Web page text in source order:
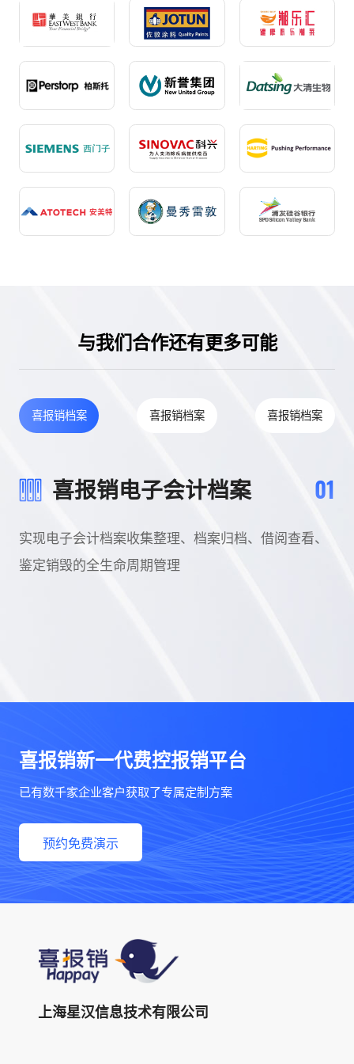
与我们合作还有更多可能
喜报销档案 喜报销档案 喜报销档案
喜报销电子会计档案 01
实现电子会计档案收集整理、档案归档、借阅查看、
鉴定销毁的全生命周期管理
喜报销新一代费控报销平台
已有数千家企业客户获取了专属定制方案
预约免费演示
上海星汉信息技术有限公司